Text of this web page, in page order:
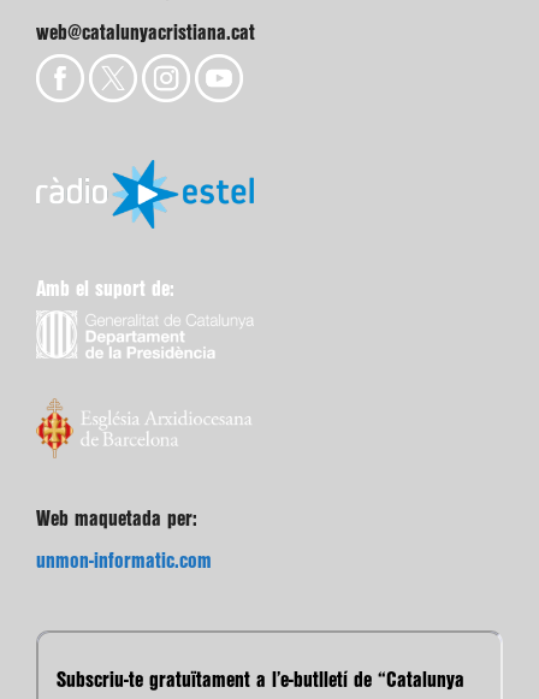
web@catalunyacristiana.cat
Amb el suport de:
Web maquetada per:
unmon-informatic.com
Subscriu-te gratuïtament a l’e-butlletí de “Catalunya